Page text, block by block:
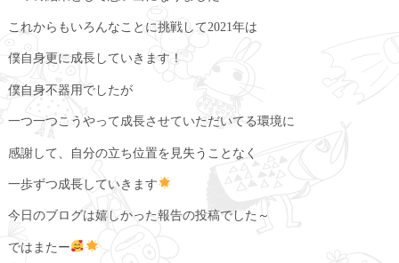
これからもいろんなことに挑戦して2021年は
僕自身更に成長していきます！
僕自身不器用でしたが
一つ一つこうやって成長させていただいてる環境に
感謝して、自分の立ち位置を見失うことなく
一歩ずつ成長していきます
今日のブログは嬉しかった報告の投稿でした～
ではまたー